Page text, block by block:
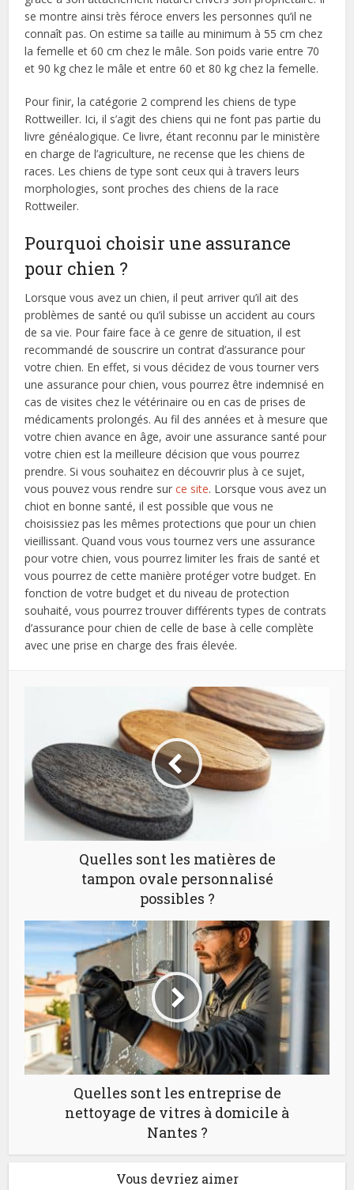
se montre ainsi très féroce envers les personnes qu’il ne
connaît pas. On estime sa taille au minimum à 55 cm chez
la femelle et 60 cm chez le mâle. Son poids varie entre 70
et 90 kg chez le mâle et entre 60 et 80 kg chez la femelle.
Pour finir, la catégorie 2 comprend les chiens de type
Rottweiller. Ici, il s’agit des chiens qui ne font pas partie du
livre généalogique. Ce livre, étant reconnu par le ministère
en charge de l’agriculture, ne recense que les chiens de
races. Les chiens de type sont ceux qui à travers leurs
morphologies, sont proches des chiens de la race
Rottweiler.
Pourquoi choisir une assurance
pour chien ?
Lorsque vous avez un chien, il peut arriver qu’il ait des
problèmes de santé ou qu’il subisse un accident au cours
de sa vie. Pour faire face à ce genre de situation, il est
recommandé de souscrire un contrat d’assurance pour
votre chien. En effet, si vous décidez de vous tourner vers
une assurance pour chien, vous pourrez être indemnisé en
cas de visites chez le vétérinaire ou en cas de prises de
médicaments prolongés. Au fil des années et à mesure que
votre chien avance en âge, avoir une assurance santé pour
votre chien est la meilleure décision que vous pourrez
prendre. Si vous souhaitez en découvrir plus à ce sujet,
vous pouvez vous rendre surce site. Lorsque vous avez un
chiot en bonne santé, il est possible que vous ne
choisissiez pas les mêmes protections que pour un chien
vieillissant. Quand vous vous tournez vers une assurance
pour votre chien, vous pourrez limiter les frais de santé et
vous pourrez de cette manière protéger votre budget. En
fonction de votre budget et du niveau de protection
souhaité, vous pourrez trouver différents types de contrats
d’assurance pour chien de celle de base à celle complète
avec une prise en charge des frais élevée.
Quelles sont les matières de
tampon ovale personnalisé
possibles ?
Quelles sont les entreprise de
nettoyage de vitres à domicile à
Nantes ?
Vous devriez aimer